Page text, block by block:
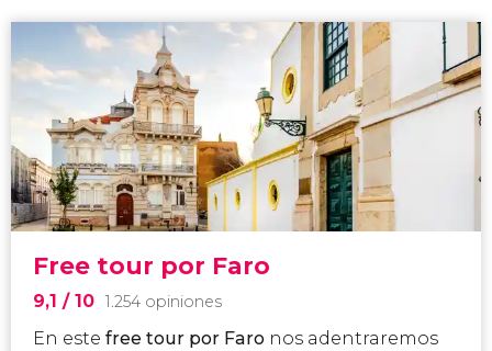
Free tour por Faro
9,1 / 10 1.254 opiniones
En este free tour por Faro nos adentraremos